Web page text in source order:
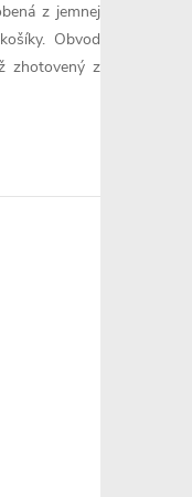
z jemnej
Obvod
zhotovený z